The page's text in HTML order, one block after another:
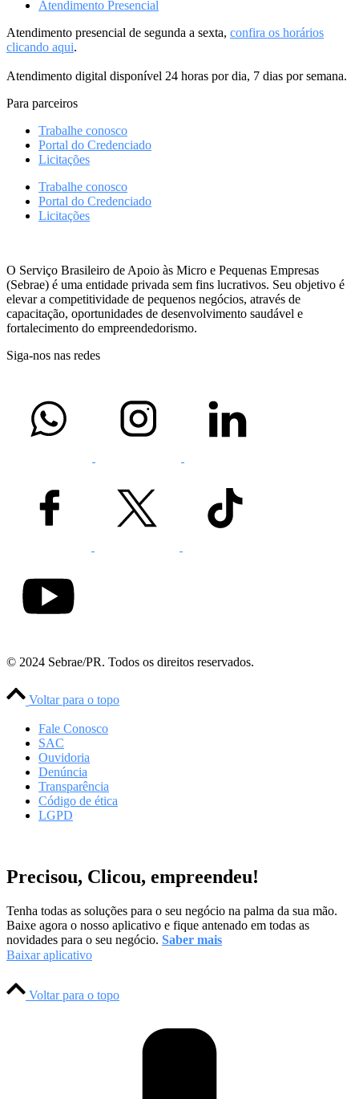
Atendimento Presencial
Atendimento presencial de segunda a sexta, confira os horários
clicando aqui.
Atendimento digital disponível 24 horas por dia, 7 dias por semana.
Para parceiros
Trabalhe conosco
Portal do Credenciado
Licitações
Trabalhe conosco
Portal do Credenciado
Licitações
O Serviço Brasileiro de Apoio às Micro e Pequenas Empresas
(Sebrae) é uma entidade privada sem fins lucrativos. Seu objetivo é
elevar a competitividade de pequenos negócios, através de
capacitação, oportunidades de desenvolvimento saudável e
fortalecimento do empreendedorismo.
Siga-nos nas redes
© 2024 Sebrae/PR. Todos os direitos reservados.
Voltar para o topo
Fale Conosco
SAC
Ouvidoria
Denúncia
Transparência
Código de ética
LGPD
Precisou, Clicou, empreendeu!
Tenha todas as soluções para o seu negócio na palma da sua mão.
Baixe agora o nosso aplicativo e fique antenado em todas as
novidades para o seu negócio. Saber mais
Baixar aplicativo
Voltar para o topo